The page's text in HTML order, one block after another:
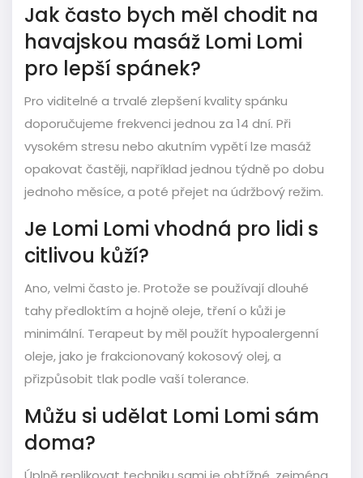
Jak často bych měl chodit na
havajskou masáž Lomi Lomi
pro lepší spánek?
Pro viditelné a trvalé zlepšení kvality spánku
doporučujeme frekvenci jednou za 14 dní. Při
vysokém stresu nebo akutním vypětí lze masáž
opakovat častěji, například jednou týdně po dobu
jednoho měsíce, a poté přejet na údržbový režim.
Je Lomi Lomi vhodná pro lidi s
citlivou kůží?
Ano, velmi často je. Protože se používají dlouhé
tahy předloktím a hojně oleje, tření o kůži je
minimální. Terapeut by měl použít hypoalergenní
oleje, jako je frakcionovaný kokosový olej, a
přizpůsobit tlak podle vaší tolerance.
Můžu si udělat Lomi Lomi sám
doma?